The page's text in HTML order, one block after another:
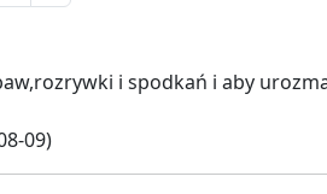
i spodkań i aby
09)